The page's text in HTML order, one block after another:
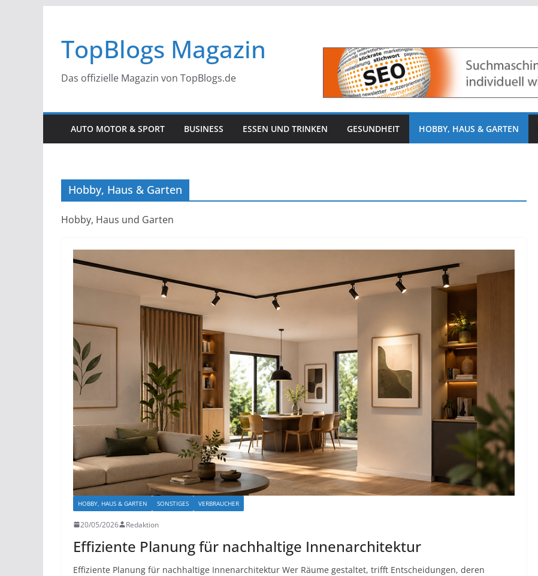
springen
TopBlogs Magazin
Das offizielle Magazin von TopBlogs.de
AUTO MOTOR & SPORT BUSINESS ESSEN UND TRINKEN GESUNDHEIT HOBBY, HAUS & GARTEN
Hobby, Haus & Garten
Hobby, Haus und Garten
HOBBY, HAUS & GARTEN SONSTIGES VERBRAUCHER
20/05/2026 Redaktion
Effiziente Planung für nachhaltige Innenarchitektur
Effiziente Planung für nachhaltige Innenarchitektur Wer Räume gestaltet, trifft Entscheidungen, deren